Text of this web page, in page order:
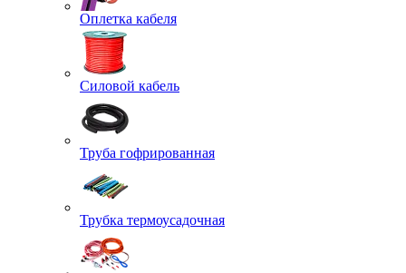
Оплетка кабеля
Силовой кабель
Труба гофрированная
Трубка термоусадочная